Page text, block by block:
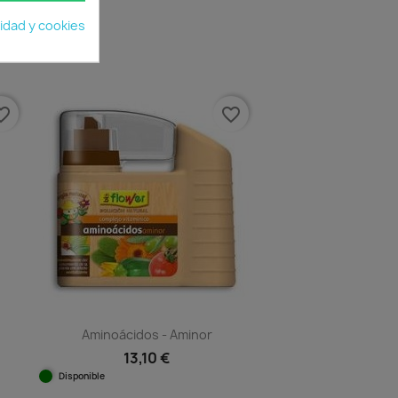
Aminoácidos - Aminor
13,10 €
Disponible
favorite_border
y cookies